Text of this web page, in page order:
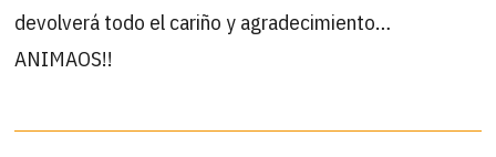
devolverá todo el cariño y agradecimiento…
ANIMAOS!!